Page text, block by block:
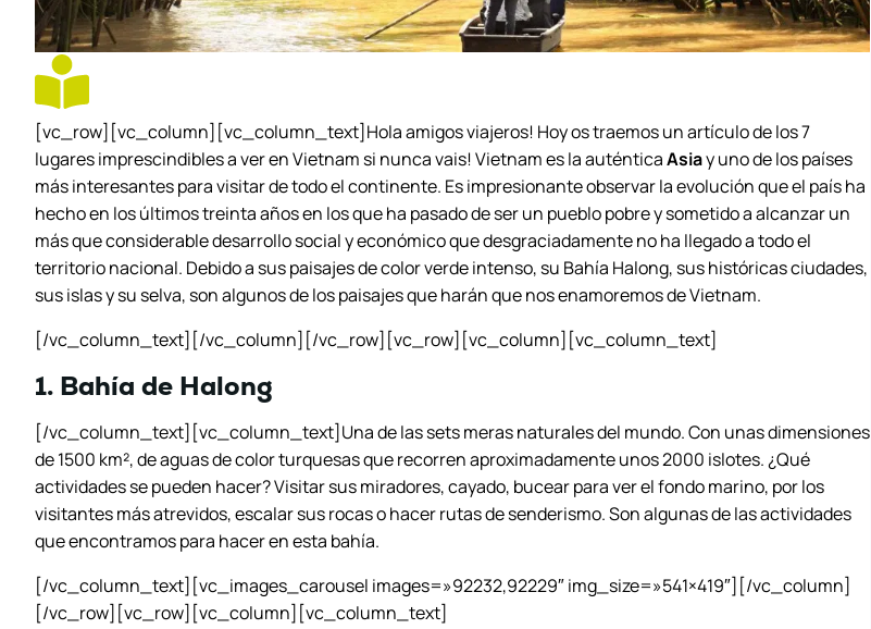
[vc_row][vc_column][vc_column_text]Hola amigos viajeros! Hoy os traemos un artículo de los 7
lugares imprescindibles a ver en Vietnam si nunca vais! Vietnam es la auténticaAsiay uno de los países
más interesantes para visitar de todo el continente. Es impresionante observar la evolución que el país ha
hecho en los últimos treinta años en los que ha pasado de ser un pueblo pobre y sometido a alcanzar un
más que considerable desarrollo social y económico que desgraciadamente no ha llegado a todo el
territorio nacional. Debido a sus paisajes de color verde intenso, su Bahía Halong, sus históricas ciudades,
sus islas y su selva, son algunos de los paisajes que harán que nos enamoremos de Vietnam.
[/vc_column_text][/vc_column][/vc_row][vc_row][vc_column][vc_column_text]
1. Bahía de Halong
[/vc_column_text][vc_column_text]Una de las sets meras naturales del mundo. Con unas dimensiones
de 1500 km², de aguas de color turquesas que recorren aproximadamente unos 2000 islotes. ¿Qué
actividades se pueden hacer? Visitar sus miradores, cayado, bucear para ver el fondo marino, por los
visitantes más atrevidos, escalar sus rocas o hacer rutas de senderismo. Son algunas de las actividades
que encontramos para hacer en esta bahía.
[/vc_column_text][vc_images_carousel images=»92232,92229″ img_size=»541×419″][/vc_column]
[/vc_row][vc_row][vc_column][vc_column_text]